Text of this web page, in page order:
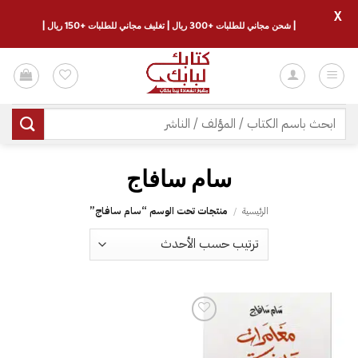
للمحتوى
البحث
عن:
سام سافاج
الرئيسية / منتجات تحت الوسم “سام سافاج”
| شحن مجاني للطلبات +300 ريال | تغليف مجاني للطلبات +150 ريال |
X